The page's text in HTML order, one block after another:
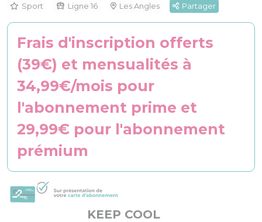
Sport Ligne 16 Les Angles Partager
Frais d'inscription offerts
(39€) et mensualités à
34,99€/mois pour
l'abonnement prime et
29,99€ pour l'abonnement
prémium
KEEP COOL